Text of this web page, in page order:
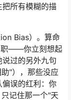
所有模糊的描
Bias）。算命
职——你立刻想起
过的另外九句
"），那些没应
误的红利：你
记住那一个"天